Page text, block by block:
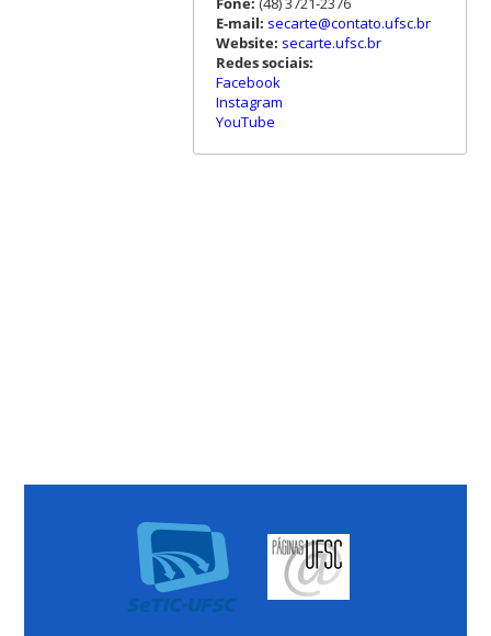
E-mail: secarte@contato.ufsc.br
Website: secarte.ufsc.br
Redes sociais:
Facebook
Instagram
YouTube